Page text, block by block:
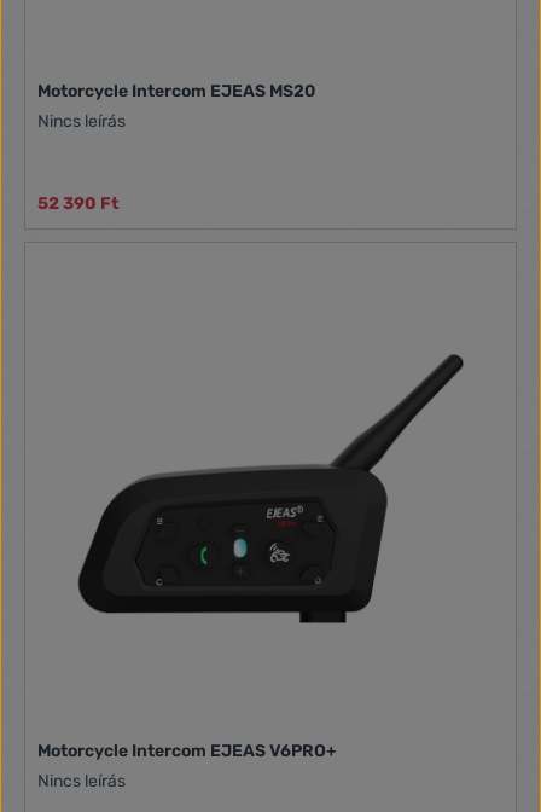
Motorcycle Intercom EJEAS MS20
Nincs leírás
52 390 Ft
Motorcycle Intercom EJEAS V6PRO+
Nincs leírás